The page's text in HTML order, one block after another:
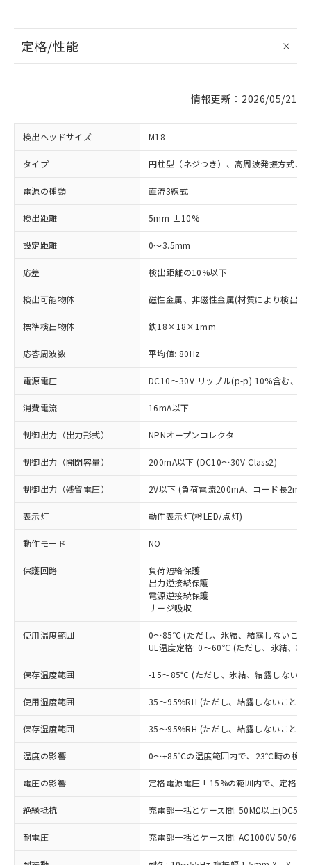
定格/性能
情報更新：2026/05/21
検出ヘッドサイズ M18
タイプ 円柱型（ネジつき）、高周波発振方式、
電源の種類 直流3線式
検出距離 5mm ±10%
設定距離 0～3.5mm
応差 検出距離の10%以下
検出可能物体 磁性金属、非磁性金属(材質により検出距
標準検出物体 鉄18×18×1mm
応答周波数 平均値: 80Hz
電源電圧 DC10～30V リップル(p-p) 10%含む、
消費電流 16mA以下
制御出力（出力形式） NPNオープンコレクタ
制御出力（開閉容量） 200mA以下 (DC10～30V Class2)
制御出力（残留電圧） 2V以下 (負荷電流200mA、コード長2m時
表示灯 動作表示灯(橙LED/点灯)
動作モード NO
保護回路
負荷短絡保護
出力逆接続保護
電源逆接続保護
サージ吸収
使用温度範囲
0～85℃ (ただし、氷結、結露しないこと)
UL温度定格: 0～60℃ (ただし、氷結、結
保存温度範囲 -15～85℃ (ただし、氷結、結露しないこ
使用湿度範囲 35～95%RH (ただし、結露しないこと)
保存湿度範囲 35～95%RH (ただし、結露しないこと)
温度の影響 0～+85℃の温度範囲内で、23℃時の検
電圧の影響 定格電源電圧±15%の範囲内で、定格電
絶縁抵抗 充電部一括とケース間: 50MΩ以上
耐電圧 充電部一括とケース間: AC1000V 50/
ご利用条件
以下の条件をお読みいただき、同意のうえ
ご利用ください。
本サービスは、当社制御機器事業取扱
商品の当社在庫状況および標準価格
(税抜)を提供させていただくもので
当社制御機器事業取扱商品の中には、
本サービスの対象外となる商品もある
ことをご了承ください。
在庫状況および標準価格照会結果は、
記載している更新日時点での社内デー
※1 対応状況
対応済み：EU RoHS指令（10物質）の
非含有に対応した製品が提供可能な商品で
対応予定：EU RoHS指令（10物質）の非含
有に対応した製品に切り替える予定のある
商品です。
対応予定なし：EU RoHS指令（10物質）の
非含有に非対応の商品で、対応品を出す予
調査・確認中：EU RoHS指令（10物質）の
非含有の対応状況を調査中または確認中の
商品です。
非該当品：ライセンス料など無形物で、有
害物質有無と関係のない商品です。
いたものが、含有品と判明した場合などや
むを得ず変更することがあります。
*EU RoHS指令（10物質）：
※1 中国RoHS○×表
「○」：最大均質材料含有率が中国RoHSの
基準値以下であることを示します。
「×」：最大均質材料含有率が中国RoHSの
基準値を超えていることを示します。
為替および外国貿易法に定める商品
（以下｢規制貨物等」という）を輸出